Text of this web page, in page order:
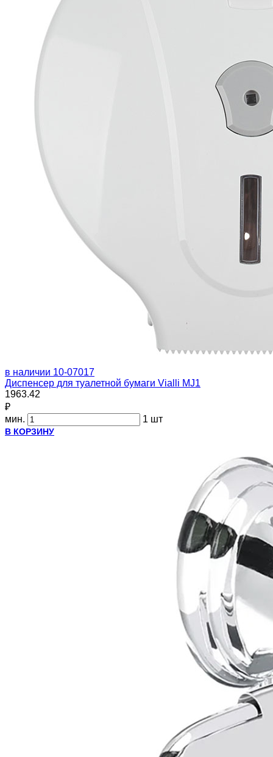
в наличии 10-07017
Диспенсер для туалетной бумаги Vialli MJ1
1963.42
₽
мин.
1 шт
В КОРЗИНУ